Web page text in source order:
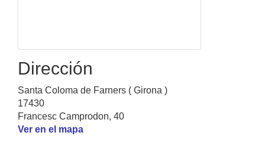
Dirección
Santa Coloma de Farners ( Girona )
17430
Francesc Camprodon, 40
Ver en el mapa